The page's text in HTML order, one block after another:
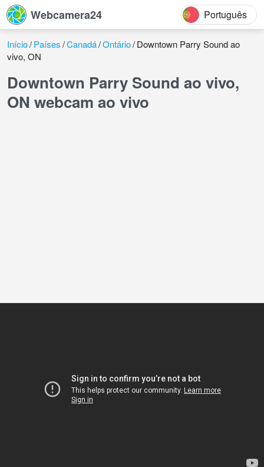
Webcamera24 Português
Início Países Canadá Ontário Downtown Parry Sound ao
vivo, ON
Downtown Parry Sound ao vivo,
ON webcam ao vivo